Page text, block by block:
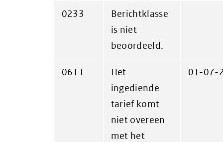
0233
Berichtklasse
is niet
beoordeeld.
0611
Het
ingediende
tarief komt
niet overeen
met het
01-07-